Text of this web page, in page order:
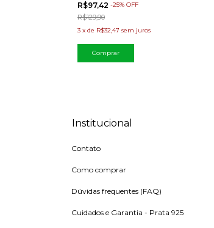
R$97,42 -25% OFF
R$129,90
3 x de R$32,47 sem juros
Comprar
Institucional
Contato
Como comprar
Dúvidas frequentes (FAQ)
Cuidados e Garantia - Prata 925